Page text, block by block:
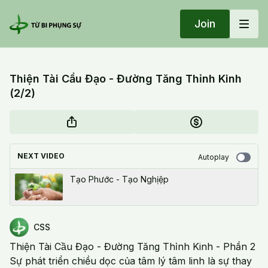
Join
Thiện Tài Cầu Đạo - Đường Tăng Thỉnh Kinh
(2/2)
NEXT VIDEO Autoplay
Tạo Phước - Tạo Nghịệp
CSS
Thiện Tài Cầu Đạo - Đường Tăng Thỉnh Kinh - Phần 2
Sự phát triển chiều dọc của tâm lý tâm linh là sự thay